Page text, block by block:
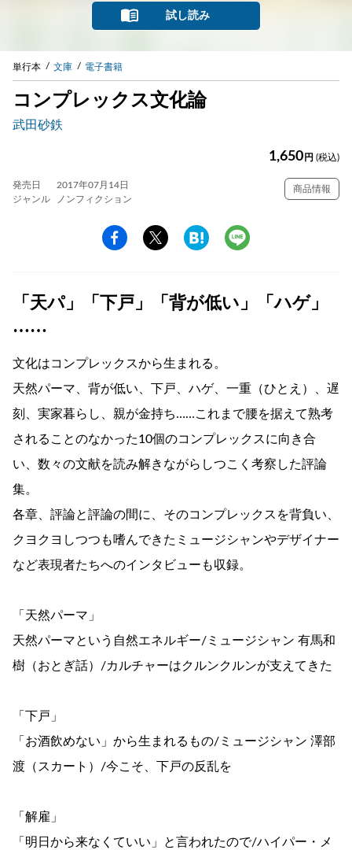
試し読み
単行本 文庫 電子書籍
コンプレックス文化論
武田砂鉄
1,650 円 (税込)
発売日
2017年07月14日
ジャンル
ノンフィクション
商品情報
「天パ」「下戸」「背が低い」「ハゲ」
……
文化はコンプレックスから生まれる。
天然パーマ、背が低い、下戸、ハゲ、一重（ひとえ）、遅
刻、実家暮らし、親が金持ち……これまで腰を据えて熟考
されることのなかった10個のコンプレックスに向き合
い、数々の文献を読み解きながらしつこく考察した評論
集。
各章、評論と評論の間に、そのコンプレックスを背負い、
クヨクヨしつつも嗜んできたミュージシャンやデザイナー
など表現者たちへのインタビューも収録。
「天然パーマ」
天然パーマという自然エネルギー/ミュージシャン 有馬和
樹（おとぎ話）/カルチャーはクルンクルンが支えてきた
「下戸」
「お酒飲めない」から生まれるもの/ミュージシャン 澤部
渡（スカート）/今こそ、下戸の反乱を
「解雇」
「明日から来なくていい」と言われたので/ハイパー・メ